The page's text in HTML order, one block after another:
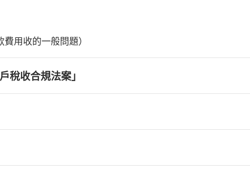
用收的一般問題）
稅收合規法案」